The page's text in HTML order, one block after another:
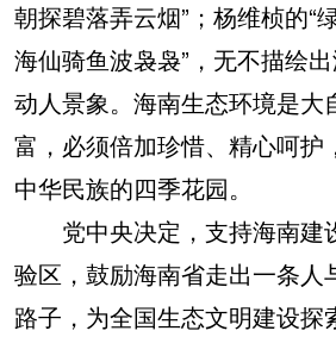
朝探碧落弄云烟”；杨维桢的“
海仙骑鱼波袅袅”，无不描绘
动人景象。海南生态环境是大
富，必须倍加珍惜、精心呵护
中华民族的四季花园。
党中央决定，支持海南建
验区，鼓励海南省走出一条人
路子，为全国生态文明建设探